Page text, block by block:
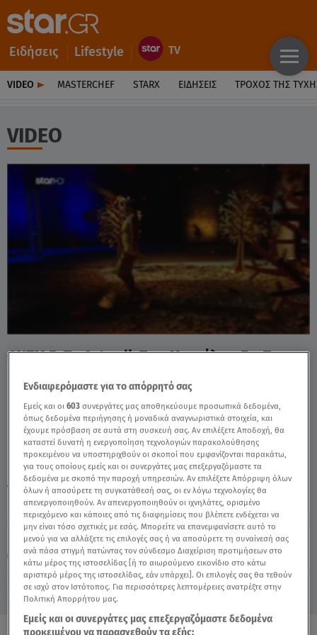
Ειδήσεις Lifestyle
VIDEO MASTERCHEF STARX ΕΙΔΉΣΕΙΣ ΤΡΟΧΌΣ ΤΗΣ
VIDEO
Παρασκευή 7 Αυγούστου 2026
18.10.22, 23:10 MEDIA
GNTM 5: Το Catwalk Των Μοντέλων Για Tον
TAGS: GNTM 5 GNTM
Ενδιαφερόμαστε για το απόρρητό σας
Εμείς και οι603 συνεργάτες μας αποθηκεύουμε προσωπικά δεδομένα,
όπως δεδομένα περιήγησης ή μοναδικά αναγνωριστικά στοιχεία, και
έχουμε πρόσβαση σε αυτά στη συσκευή σας. Αν επιλέξετε Αποδοχή, θα
καταστεί δυνατή η ενεργοποίηση τεχνολογιών παρακολούθησης
προκειμένου να υποστηριχθούν οι σκοποί που εμφανίζονται παρακάτω,
για τους οποίους εμείς και οι συνεργάτες μας επεξεργαζόμαστε τα
δεδομένα με σκοπό την παροχή υπηρεσιών. Αν επιλέξετε Απόρριψη όλων
όλων ή αποσύρετε τη συγκατάθεσή σας, οι εν λόγω τεχνολογίες θα
απενεργοποιηθούν. Αν απενεργοποιηθούν οι ιχνηλάτες, ορισμένο
περιεχόμενο και κάποιες από τις διαφημίσεις που βλέπετε ενδέχεται να
μην είναι τόσο σχετικές με εσάς. Μπορείτε να επανεμφανίσετε αυτό το
μενού για να αλλάξετε τις επιλογές σας ή να αποσύρετε τη συναίνεσή σας
ανά πάσα στιγμή πατώντας τον σύνδεσμο Διαχείριση προτιμήσεων στο
κάτω μέρος της ιστοσελίδας [ή το αιωρούμενο εικονίδιο στο κάτω
αριστερό μέρος της ιστοσελίδας, εάν υπάρχει]. Οι επιλογές σας θα τεθούν
σε ισχύ στον Ιστότοπος. Για περισσότερες λεπτομέρειες ανατρέξτε στην
Πολιτική Απορρήτου μας.
Εμείς και οι συνεργάτες μας επεξεργαζόμαστε δεδομένα
προκειμένου να παρασχεθούν τα εξής: